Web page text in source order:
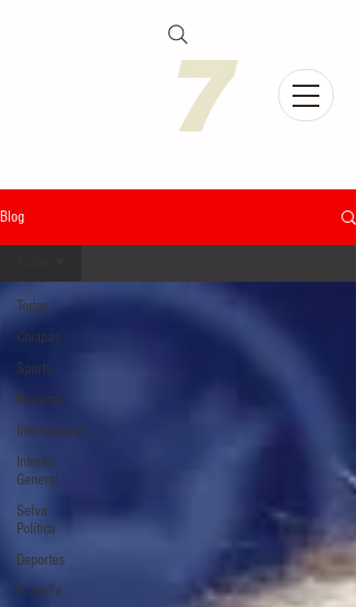
Blog
Todas
Chiapas
Sports
Nacional
Internacional
Interés
General
Selva
Política
Deportes
El Sie7e